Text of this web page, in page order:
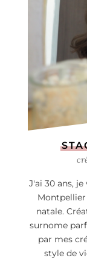
J'ai 30 ans,
natale.
surnome
par mes
style de